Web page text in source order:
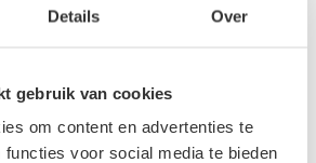
Details Over
gebruik van cookies
om content en advertenties te
functies voor social media te bieden